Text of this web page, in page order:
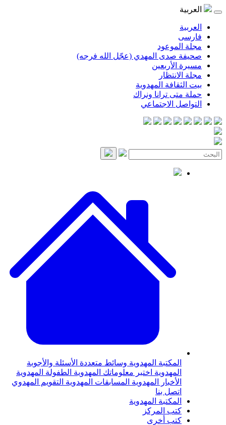
المهدي (عجّل الله فرجه)
المهدوية
ترانا ونراك
الاجتماعي
المهدويةوسائط متعددةالأسئلة والأجوبة
اختبر معلوماتك المهدويةالطفولة المهدوية
المهدويةالمسابقات المهدويةالتقويم المهدوي
المهدوية